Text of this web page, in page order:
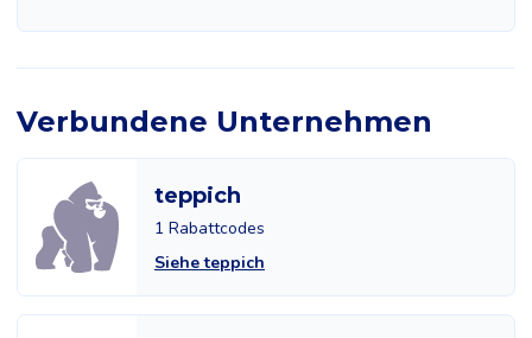
Verbundene Unternehmen
teppich
1 Rabattcodes
Siehe teppich